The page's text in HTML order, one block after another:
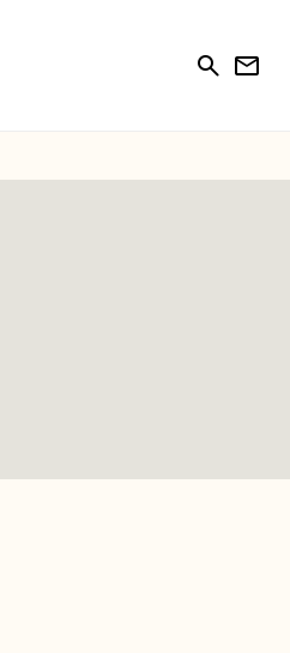
search newsletter